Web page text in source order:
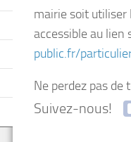
mairie soit utiliser
accessible au lien
public.fr/
Ne perdez pas
Suivez-nous!